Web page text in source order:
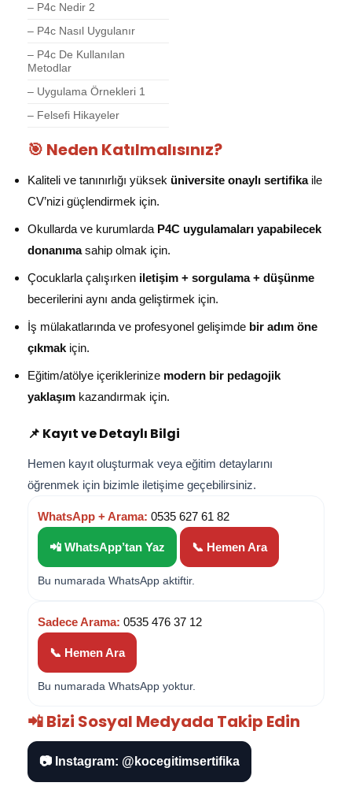
– P4c Nedir 2
– P4c Nasıl Uygulanır
– P4c De Kullanılan
Metodlar
– Uygulama Örnekleri 1
– Felsefi Hikayeler
🎯 Neden Katılmalısınız?
Kaliteli ve tanınırlığı yüksek üniversite onaylı sertifikaile
CV’nizi güçlendirmek için.
Okullarda ve kurumlarda P4C uygulamaları yapabilecek
donanımasahip olmak için.
Çocuklarla çalışırken iletişim + sorgulama + düşünme
becerilerini aynı anda geliştirmek için.
İş mülakatlarında ve profesyonel gelişimde bir adım öne
çıkmak için.
Eğitim/atölye içeriklerinize modern bir pedagojik
yaklaşım kazandırmak için.
📌 Kayıt ve Detaylı Bilgi
Hemen kayıt oluşturmak veya eğitim detaylarını
öğrenmek için bizimle iletişime geçebilirsiniz.
WhatsApp + Arama: 0535 627 61 82
📲 WhatsApp’tan Yaz 📞 Hemen Ara
Bu numarada WhatsApp aktiftir.
Sadece Arama: 0535 476 37 12
📞 Hemen Ara
Bu numarada WhatsApp yoktur.
📲 Bizi Sosyal Medyada Takip Edin
📷 Instagram: @kocegitimsertifika